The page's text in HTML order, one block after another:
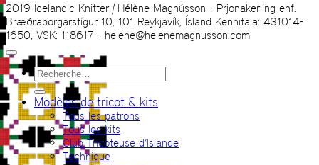
2019 Icelandic Knitter | Hélène Magnússon - Prjonakerling ehf.
Bræðraborgarstígur 10, 101 Reykjavík, Ísland Kennitala: 431014-
1650, VSK: 118617 - helene@helenemagnusson.com
Recherche
pour :
Modèles de tricot & kits
Tous les patrons
Tous les kits
Club Tricoteuse d’Islande
Technique